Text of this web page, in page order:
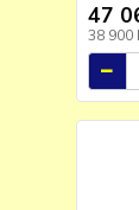
47
38 900